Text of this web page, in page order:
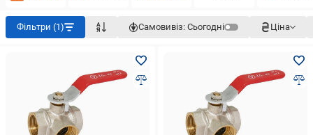
Фільтри (1) Самовивіз: Сьогодні Ціна